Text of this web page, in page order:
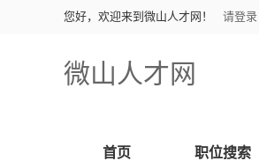
您好，欢迎来到微山人才网！ 请登录
微山人才网
首页 职位搜索